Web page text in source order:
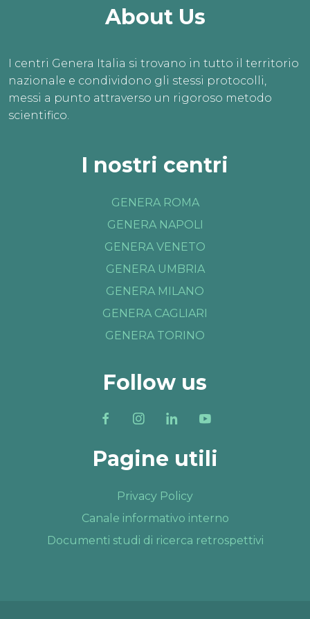
About Us
I centri Genera Italia si trovano in tutto il territorio
nazionale e condividono gli stessi protocolli,
messi a punto attraverso un rigoroso metodo
scientifico.
I nostri centri
GENERA ROMA
GENERA NAPOLI
GENERA VENETO
GENERA UMBRIA
GENERA MILANO
GENERA CAGLIARI
GENERA TORINO
Follow us
Pagine utili
Privacy Policy
Canale informativo interno
Documenti studi di ricerca retrospettivi